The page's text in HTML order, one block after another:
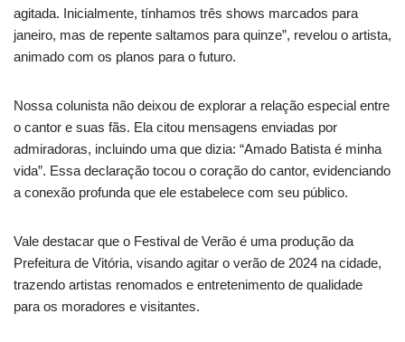
agitada. Inicialmente, tínhamos três shows marcados para
janeiro, mas de repente saltamos para quinze”, revelou o artista,
animado com os planos para o futuro.
Nossa colunista não deixou de explorar a relação especial entre
o cantor e suas fãs. Ela citou mensagens enviadas por
admiradoras, incluindo uma que dizia: “Amado Batista é minha
vida”. Essa declaração tocou o coração do cantor, evidenciando
a conexão profunda que ele estabelece com seu público.
Vale destacar que o Festival de Verão é uma produção da
Prefeitura de Vitória, visando agitar o verão de 2024 na cidade,
trazendo artistas renomados e entretenimento de qualidade
para os moradores e visitantes.